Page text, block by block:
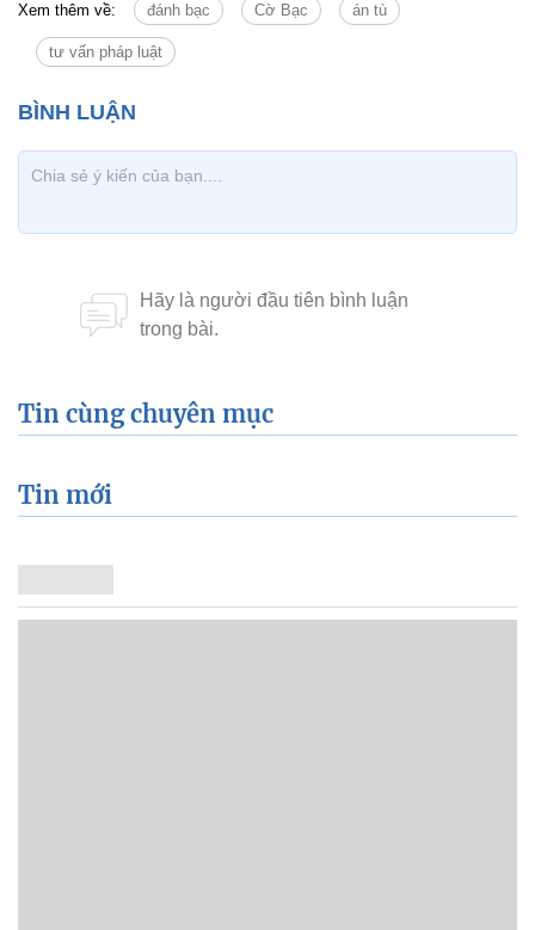
Xem thêm về: đánh bạc Cờ Bạc án tù
tư vấn pháp luật
Tin cùng chuyên mục
Tin mới